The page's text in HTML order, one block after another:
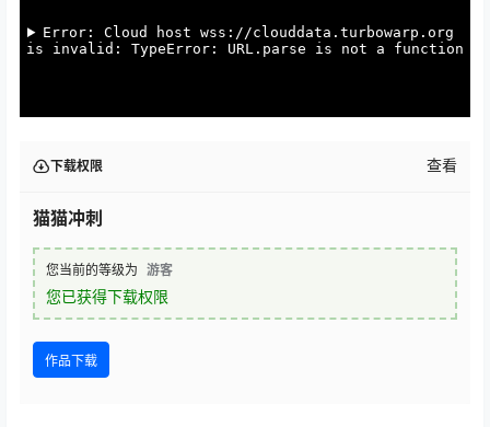
下载权限 查看
猫猫冲刺
您当前的等级为 游客
您已获得下载权限
作品下载